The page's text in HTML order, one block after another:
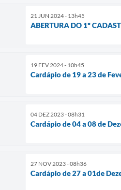
21 JUN 2024 - 13h45
ABERTURA DO 1º
19 FEV 2024 - 10h45
Cardápio de 19 a 23 de
04 DEZ 2023 - 08h31
Cardápio de 04 a 08 de
27 NOV 2023 - 08h36
Cardápio de 27 a 01de